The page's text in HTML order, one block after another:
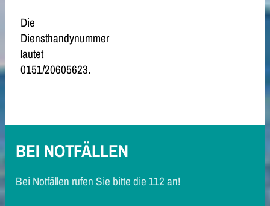
Die
Diensthandynummer
lautet
0151/20605623.
BEI NOTFÄLLEN
Bei Notfällen rufen Sie bitte die 112 an!